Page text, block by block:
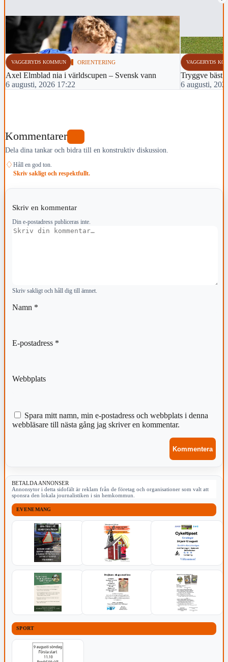
VAGGERYDS KOMMUN ORIENTERING
Axel Elmblad nia i världscupen – Svensk vann
6 augusti, 2026 17:22
VAGGERYDS
Tryggve bäst
6 augusti,
Kommentarer
Dela dina tankar och bidra till en konstruktiv diskussion.
♢ Håll en god ton.
Skriv sakligt och respektfullt.
Skriv en kommentar
Din e-postadress publiceras inte.
Kommentar
Skriv sakligt och håll dig till ämnet.
Namn *
E-postadress *
Webbplats
Spara mitt namn, min e-postadress och webbplats i denna
webbläsare till nästa gång jag skriver en kommentar.
BETALDA ANNONSER
Annonsytor i detta sidofält är reklam från de företag och organisationer som valt att
sponsra den lokala journalistiken i sin hemkommun.
EVENEMANG
SPORT